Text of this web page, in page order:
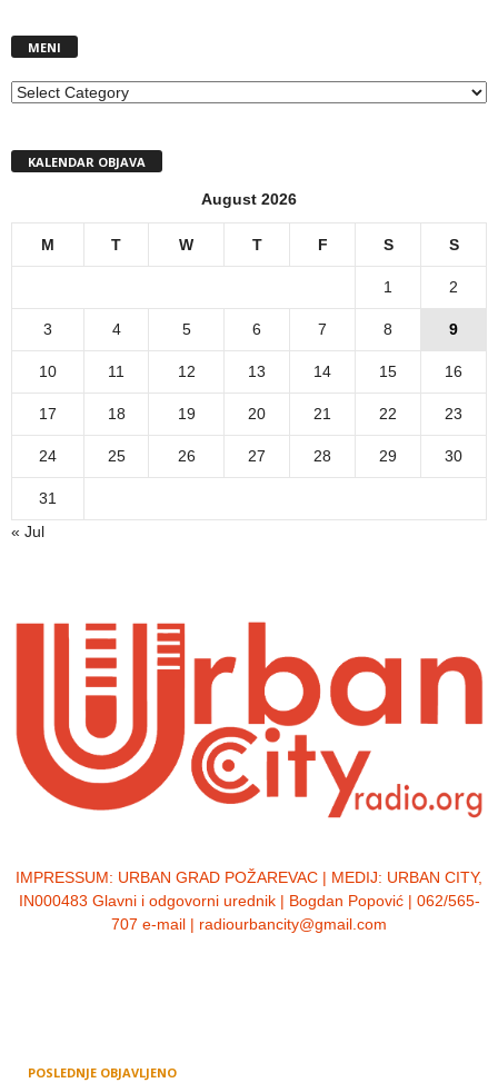
MENI
MENI
KALENDAR OBJAVA
August 2026
M T W T F S S
1 2
3 4 5 6 7 8 9
10 11 12 13 14 15 16
17 18 19 20 21 22 23
24 25 26 27 28 29 30
31
« Jul
IMPRESSUM: URBAN GRAD POŽAREVAC | MEDIJ: URBAN CITY,
IN000483 Glavni i odgovorni urednik | Bogdan Popović | 062/565-
707 e-mail | radiourbancity@gmail.com
POSLEDNJE OBJAVLJENO